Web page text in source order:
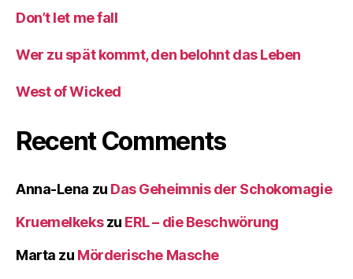
Don’t let me fall
Wer zu spät kommt, den belohnt das Leben
West of Wicked
Recent Comments
Anna-Lena zu Das Geheimnis der Schokomagie
Kruemelkekszu ERL – die Beschwörung
Marta zu Mörderische Masche